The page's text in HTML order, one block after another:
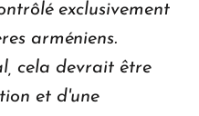
exclusivement
arméniens.
cela devrait être
et d'une